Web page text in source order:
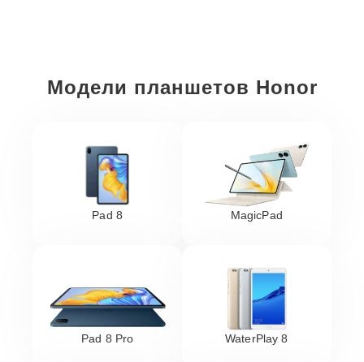
Модели планшетов Honor
Pad 8 MagicPad
Pad 8 Pro WaterPlay 8